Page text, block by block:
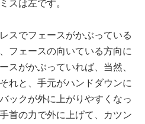
スは左です。
スでフェースがかぶっている
フェースの向いている方向に
スがかぶっていれば、当然、
れと、手元がハンドダウンに
ックが外に上がりやすくなっ
首の力で外に上げて、カツン